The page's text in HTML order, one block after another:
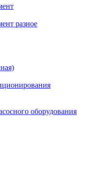
разное
оборудования